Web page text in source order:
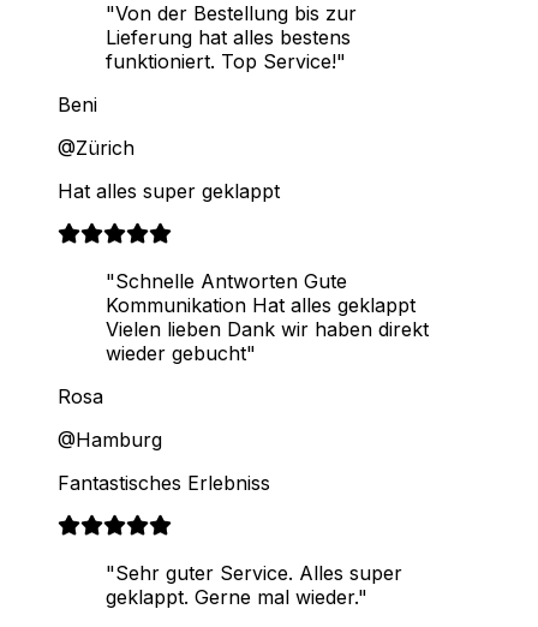
"Von der Bestellung bis zur
Lieferung hat alles bestens
funktioniert. Top Service!"
Beni
@Zürich
Hat alles super geklappt
"Schnelle Antworten Gute
Kommunikation Hat alles geklappt
Vielen lieben Dank wir haben direkt
wieder gebucht"
Rosa
@Hamburg
Fantastisches Erlebniss
"Sehr guter Service. Alles super
geklappt. Gerne mal wieder."